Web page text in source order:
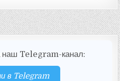
Telegram-канал:
в Telegram